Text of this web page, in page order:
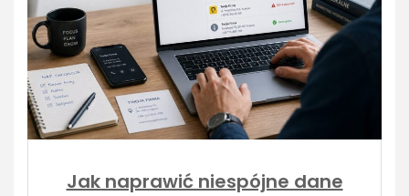
Jak naprawić niespójne dane